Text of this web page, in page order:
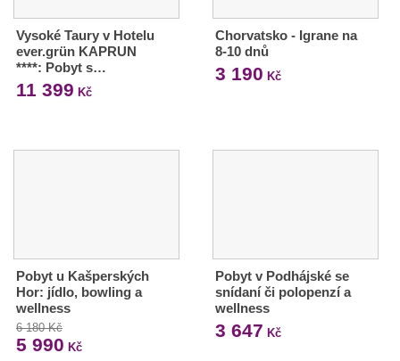
Vysoké Taury v Hotelu
ever.grün KAPRUN
****: Pobyt s…
11 399 Kč
Chorvatsko - Igrane na
8-10 dnů
3 190 Kč
Pobyt u Kašperských
Hor: jídlo, bowling a
wellness
6 180 Kč
5 990 Kč
Pobyt v Podhájské se
snídaní či polopenzí a
wellness
3 647 Kč